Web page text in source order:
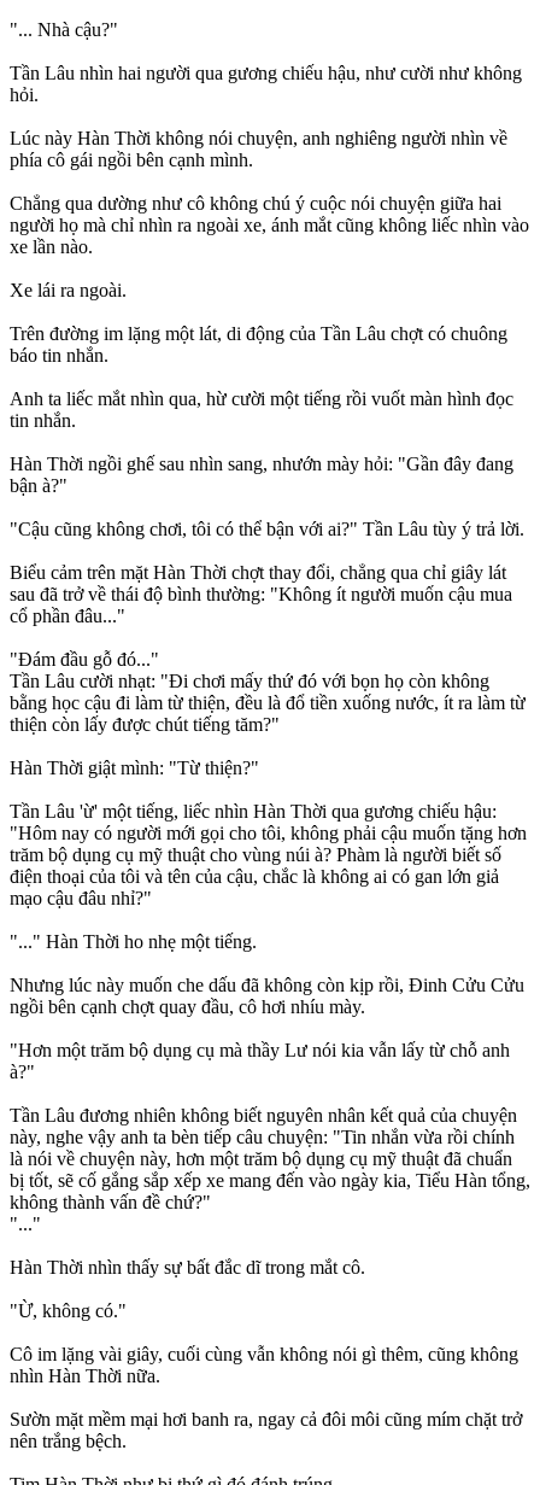
"... Nhà cậu?"
Tần Lâu nhìn hai người qua gương chiếu hậu, như cười như không
hỏi.
Lúc này Hàn Thời không nói chuyện, anh nghiêng người nhìn về
phía cô gái ngồi bên cạnh mình.
Chẳng qua dường như cô không chú ý cuộc nói chuyện giữa hai
người họ mà chỉ nhìn ra ngoài xe, ánh mắt cũng không liếc nhìn vào
xe lần nào.
Xe lái ra ngoài.
Trên đường im lặng một lát, di động của Tần Lâu chợt có chuông
báo tin nhắn.
Anh ta liếc mắt nhìn qua, hừ cười một tiếng rồi vuốt màn hình đọc
tin nhắn.
Hàn Thời ngồi ghế sau nhìn sang, nhướn mày hỏi: "Gần đây đang
bận à?"
"Cậu cũng không chơi, tôi có thể bận với ai?" Tần Lâu tùy ý trả lời.
Biểu cảm trên mặt Hàn Thời chợt thay đổi, chẳng qua chỉ giây lát
sau đã trở về thái độ bình thường: "Không ít người muốn cậu mua
cổ phần đâu..."
"Đám đầu gỗ đó..."
Tần Lâu cười nhạt: "Đi chơi mấy thứ đó với bọn họ còn không
bằng học cậu đi làm từ thiện, đều là đổ tiền xuống nước, ít ra làm từ
thiện còn lấy được chút tiếng tăm?"
Hàn Thời giật mình: "Từ thiện?"
Tần Lâu 'ừ' một tiếng, liếc nhìn Hàn Thời qua gương chiếu hậu:
"Hôm nay có người mới gọi cho tôi, không phải cậu muốn tặng hơn
trăm bộ dụng cụ mỹ thuật cho vùng núi à? Phàm là người biết số
điện thoại của tôi và tên của cậu, chắc là không ai có gan lớn giả
mạo cậu đâu nhỉ?"
"..." Hàn Thời ho nhẹ một tiếng.
Nhưng lúc này muốn che dấu đã không còn kịp rồi, Đinh Cửu Cửu
ngồi bên cạnh chợt quay đầu, cô hơi nhíu mày.
"Hơn một trăm bộ dụng cụ mà thầy Lư nói kia vẫn lấy từ chỗ anh
à?"
Tần Lâu đương nhiên không biết nguyên nhân kết quả của chuyện
này, nghe vậy anh ta bèn tiếp câu chuyện: "Tin nhắn vừa rồi chính
là nói về chuyện này, hơn một trăm bộ dụng cụ mỹ thuật đã chuẩn
bị tốt, sẽ cố gắng sắp xếp xe mang đến vào ngày kia, Tiểu Hàn tổng,
không thành vấn đề chứ?"
"..."
Hàn Thời nhìn thấy sự bất đắc dĩ trong mắt cô.
"Ừ, không có."
Cô im lặng vài giây, cuối cùng vẫn không nói gì thêm, cũng không
nhìn Hàn Thời nữa.
Sườn mặt mềm mại hơi banh ra, ngay cả đôi môi cũng mím chặt trở
nên trắng bệch.